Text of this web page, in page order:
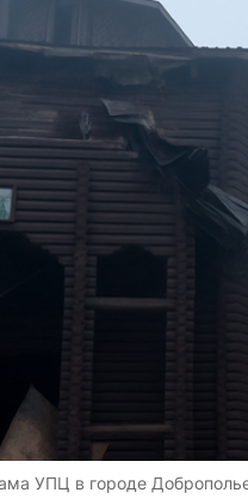
УПЦ в городе